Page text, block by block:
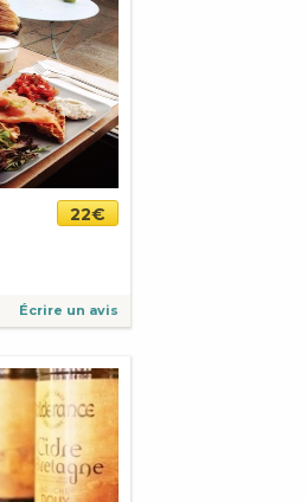
22€
Écrire un avis